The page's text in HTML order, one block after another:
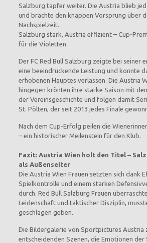
Salzburg tapfer weiter. Die Austria blieb
und brachte den knappen Vorsprung über
Nachspielzeit.
Salzburg stark, Austria effizient –
für die Violetten
Der FC Red Bull Salzburg zeigte bei seiner
eine beeindruckende Leistung und konnte
erhobenen Hauptes verlassen. Die Austria
hingegen krönten ihre starke Saison mit
der Vereinsgeschichte und folgen damit
St. Pölten, der seit 2013 jedes Finale
Nach dem Cup‑Erfolg peilen die
– ein historischer Meilenstein für den Klub.
Fazit: Austria Wien holt den Titel –
als Außenseiter
Die Austria Wien Frauen setzten sich dank
Spielkontrolle und einem starken
durch. Red Bull Salzburg Frauen
Leidenschaft und taktischer Disziplin,
geschlagen geben.
Die Bildergalerie von Sportpictures Austria
entscheidenden Szenen, die Emotionen der